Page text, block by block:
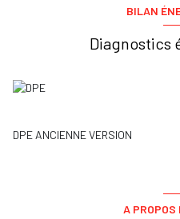
BILAN
Diagnostics
DPE ANCIENNE VERSION
A PROPOS